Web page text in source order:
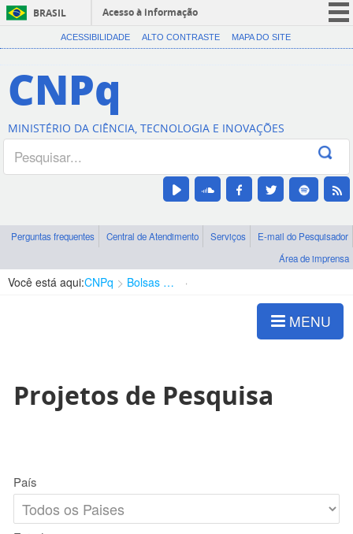
BRASIL
Acesso à informação
CORONAVÍRUS (COVID-19)
Canais
ACESSIBILIDADE ALTO CONTRASTE MAPA DO SITE
CNPq
MINISTÉRIO DA CIÊNCIA, TECNOLOGIA E INOVAÇÕES
Perguntas frequentes Central de Atendimento Serviços
E-mail do Pesquisador
Área de imprensa
Você está aqui:CNPq Bolsas e Auxílios Vigentes
MENU
Projetos de Pesquisa
País